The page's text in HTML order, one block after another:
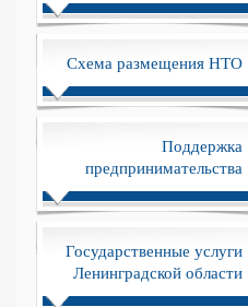
Схема размещения НТО
Поддержка
предпринимательства
Государственные услуги
Ленинградской области